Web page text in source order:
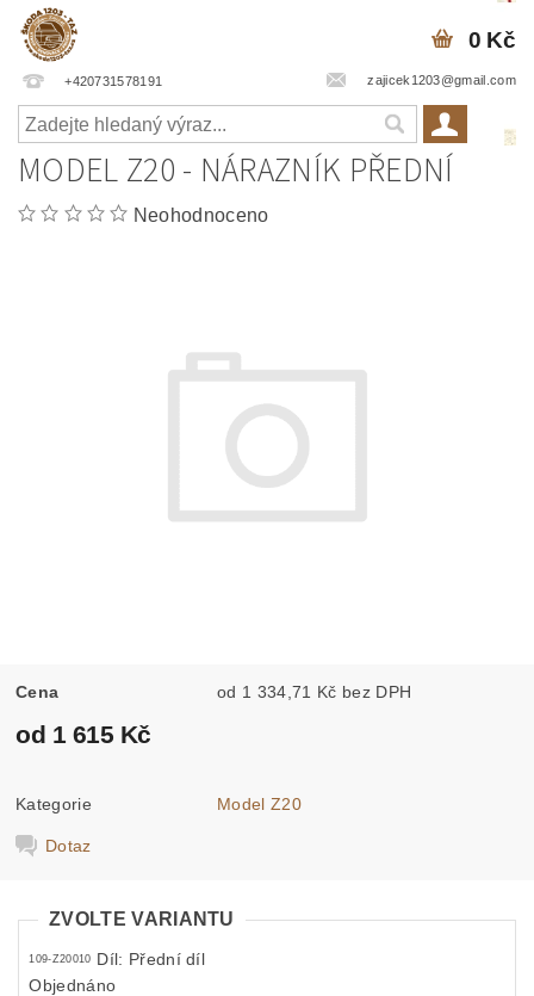
+420731578191 zajicek1203@gmail.com
0 Kč
MODEL Z20 - NÁRAZNÍK PŘEDNÍ
Neohodnoceno
Cena od 1 334,71 Kč bez DPH
od 1 615 Kč
Kategorie Model Z20
Dotaz
ZVOLTE VARIANTU
109-Z20010 Díl: Přední díl
Objednáno